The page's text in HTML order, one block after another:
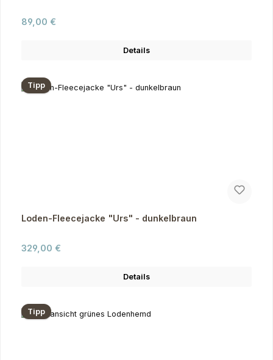
Regulärer Preis:
89,00 €
Details
Tipp
Loden-Fleecejacke "Urs" - dunkelbraun
Regulärer Preis:
329,00 €
Details
Tipp